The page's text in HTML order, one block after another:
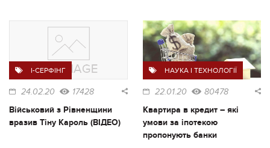
I-СЕРФІНГ
24.02.20 17428
Військовий з Рівненщини
вразив Тіну Кароль (ВІДЕО)
НАУКА І ТЕХНОЛОГІЇ
22.01.20 80478
Квартира в кредит – які
умови за іпотекою
пропонують банки